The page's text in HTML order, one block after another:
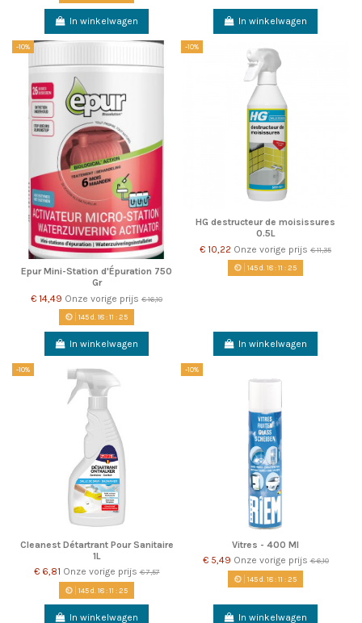
In winkelwagen In winkelwagen
-10%
Epur Mini-Station d'Épuration 750
Gr
€ 14,49 Onze vorige prijs € 16,10
145d. 18:11 :22
In winkelwagen
-10%
HG destructeur de moisissures
0.5L
€ 10,22 Onze vorige prijs € 11,35
145d. 18:11 :22
In winkelwagen
-10%
Cleanest Détartrant Pour Sanitaire
1L
€ 6,81 Onze vorige prijs€ 7,57
145d. 18:11 :22
In winkelwagen
-10%
Vitres - 400 Ml
€ 5,49 Onze vorige prijs€ 6,10
145d. 18:11 :22
In winkelwagen